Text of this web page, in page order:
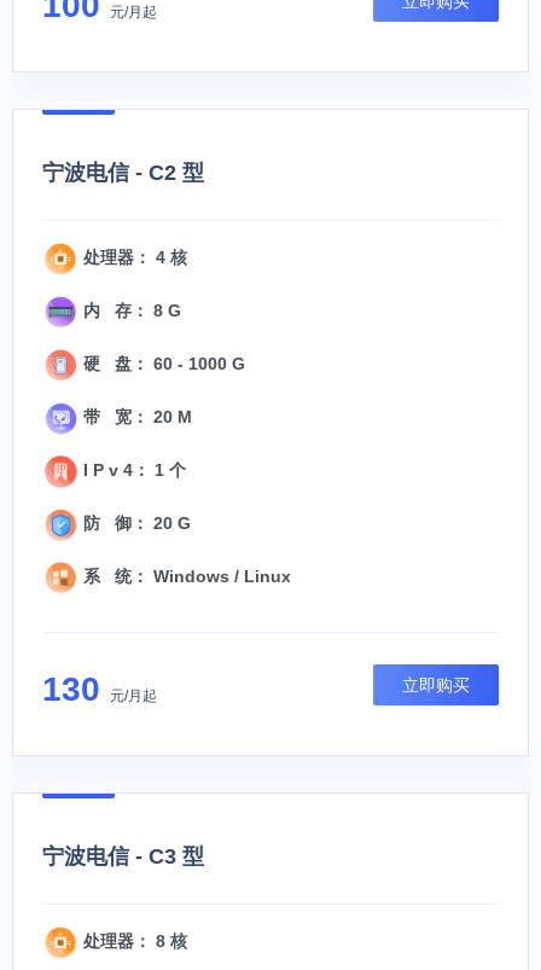
元/月起
宁波电信 - C2 型
处理器： 4 核
内 存： 8 G
硬 盘： 60 - 1000 G
带 宽： 20 M
I P v 4： 1 个
防 御： 20 G
系 统： Windows / Linux
130 元/月起
立即购买
宁波电信 - C3 型
处理器： 8 核